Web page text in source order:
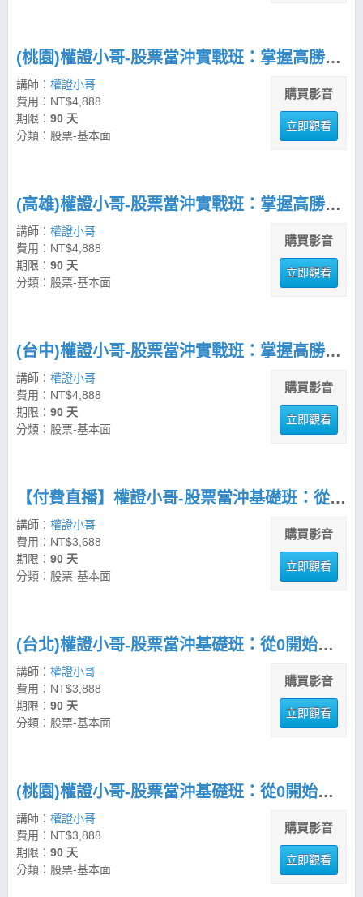
(桃園)權證小哥-股票當沖實戰班：掌握高勝率交易策略
講師： 權證小哥
費用：NT$4,888
期限： 90 天
分類：股票-基本面
購買影音
立即觀看
(高雄)權證小哥-股票當沖實戰班：掌握高勝率交易策略
講師： 權證小哥
費用：NT$4,888
期限： 90 天
分類：股票-基本面
購買影音
立即觀看
(台中)權證小哥-股票當沖實戰班：掌握高勝率交易策略
講師： 權證小哥
費用：NT$4,888
期限： 90 天
分類：股票-基本面
購買影音
立即觀看
【付費直播】權證小哥-股票當沖基礎班：從0開始學操作
講師： 權證小哥
費用：NT$3,688
期限： 90 天
分類：股票-基本面
購買影音
立即觀看
(台北)權證小哥-股票當沖基礎班：從0開始學操作
講師： 權證小哥
費用：NT$3,888
期限： 90 天
分類：股票-基本面
購買影音
立即觀看
(桃園)權證小哥-股票當沖基礎班：從0開始學操作
講師： 權證小哥
費用：NT$3,888
期限： 90 天
分類：股票-基本面
購買影音
立即觀看